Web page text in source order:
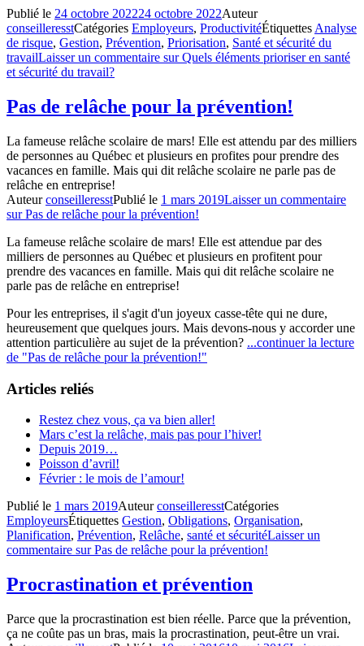
Publié le 24 octobre 202224 octobre 2022Auteur
conseilleresstCatégories Employeurs, ProductivitéÉtiquettes Analyse
de risque, Gestion, Prévention, Priorisation, Santé et sécurité du
travailLaisser un commentaire sur Quels éléments prioriser en santé
et sécurité du travail?
Pas de relâche pour la prévention!
La fameuse relâche scolaire de mars! Elle est attendu par des milliers
de personnes au Québec et plusieurs en profites pour prendre des
vacances en famille. Mais qui dit relâche scolaire ne parle pas de
relâche en entreprise!
AuteurconseilleresstPublié le 1 mars 2019Laisser un commentaire
sur Pas de relâche pour la prévention!
La fameuse relâche scolaire de mars! Elle est attendue par des
milliers de personnes au Québec et plusieurs en profitent pour
prendre des vacances en famille. Mais qui dit relâche scolaire ne
parle pas de relâche en entreprise!
Pour les entreprises, il s'agit d'un joyeux casse-tête qui ne dure,
heureusement que quelques jours. Mais devons-nous y accorder une
attention particulière au sujet de la prévention? ...continuer la lecture
de "Pas de relâche pour la prévention!"
Articles reliés
Restez chez vous, ça va bien aller!
Mars c’est la relâche, mais pas pour l’hiver!
Depuis 2019…
Poisson d’avril!
Février : le mois de l’amour!
Publié le 1 mars 2019AuteurconseilleresstCatégories
EmployeursÉtiquettes Gestion, Obligations, Organisation,
Planification, Prévention, Relâche, santé et sécuritéLaisser un
commentaire sur Pas de relâche pour la prévention!
Procrastination et prévention
Parce que la procrastination est bien réelle. Parce que la prévention,
ça ne coûte pas un bras, mais la procrastination, peut-être un vrai.